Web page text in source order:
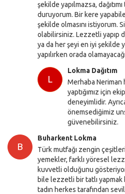
şekilde yapılmazsa,
duruyorum. Bir kere
şekilde olmasını istiyorum.
olabilirsiniz. Lezzetli yapıp
ya da her şeyi en iyi şekilde
yapılırken orada
L
Lokma Dağıtım
Merhaba Neriman
yaptığımız için
deneyimlidir.
önemsediğimiz
güvenebilirsiniz.
B
Buharkent Lokma
Türk mutfağı zengin
yemekler, farklı yöresel
kuvvetli olduğunu
bile lezzetli bir tatlı
tadın herkes tarafından